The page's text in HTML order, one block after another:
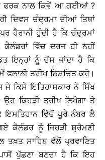
ਫਰਕ ਨਾਲ ਕਿਵੇਂ ਆ ਗਈਆਂ ?
ਦਿਵਸ ਚੰਦ੍ਰਮਾ ਦੀਆਂ ਤਿਥਾਂ
ਹੈਰਾਨੀ ਹੁੰਦੀ ਹੈ ਕਿ ਚੰਦ੍ਰਮਾਂ
ਵਿੱਚ ਦਰਜ ਹੀ ਨਹੀਂ
ਇਨ੍ਹਾਂ ਨੂੰ ਦੱਸ ਜਾਂਦਾ ਹੈ ਕਿ
ਫਲਾਨੀ ਤਰੀਖ ਨਿਸ਼ਚਿਤ ਕਰੋ।
ਕਿਸੇ ਇਤਿਹਾਸਕਾਰ ਨੇ ਸਿੱਖ
ਕਿਹੜੀ ਤਰੀਖ ਲਿਖੇਗਾ ਤੇ
ਇਮਤਿਹਾਨ ਵਿੱਚੋਂ ਪੂਰੇ ਨੰਬਰ ਲੈ
ਕੈਲੰਡਰ ਨੂੰ ਜਿਹੜੀ ਸ਼੍ਰੋਮਣੀ
ਸਾਹਿਬ ਵੱਲੋਂ ਪ੍ਰਵਾਣਿਤ
ਪੁੱਛਣਾ ਬਣਦਾ ਹੈ ਕਿ ਇਹ